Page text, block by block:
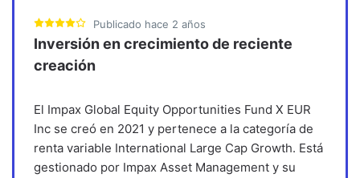
Publicado hace 2 años
Inversión en crecimiento de reciente
creación
El Impax Global Equity Opportunities Fund X EUR
Inc se creó en 2021 y pertenece a la categoría de
renta variable International Large Cap Growth. Está
gestionado por Impax Asset Management y su